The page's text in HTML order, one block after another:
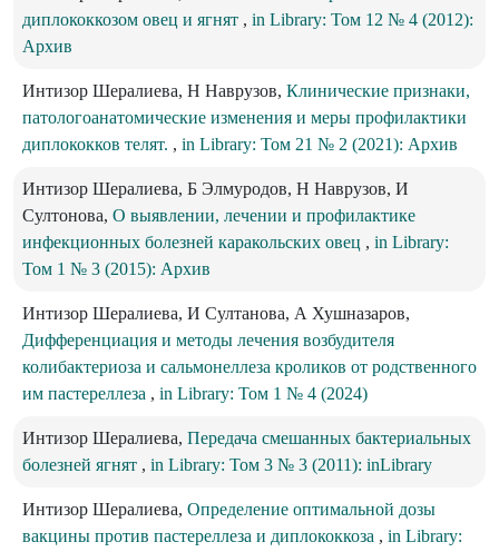
диплококкозом овец и ягнят , in Library: Том 12 № 4 (2012):
Архив
Интизор Шералиева, Н Наврузов, Клинические признаки,
патологоанатомические изменения и меры профилактики
диплококков телят. , in Library: Том 21 № 2 (2021): Архив
Интизор Шералиева, Б Элмуродов, Н Наврузов, И
Султонова, О выявлении, лечении и профилактике
инфекционных болезней каракольских овец , in Library:
Том 1 № 3 (2015): Архив
Интизор Шералиева, И Султанова, А Хушназаров,
Дифференциация и методы лечения возбудителя
колибактериоза и сальмонеллеза кроликов от родственного
им пастереллеза , in Library: Том 1 № 4 (2024)
Интизор Шералиева, Передача смешанных бактериальных
болезней ягнят , in Library: Том 3 № 3 (2011): inLibrary
Интизор Шералиева, Определение оптимальной дозы
вакцины против пастереллеза и диплококкоза , in Library: